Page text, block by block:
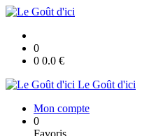
0
0 0.0 €
Le Goût d'ici
Mon compte
0
Favoris